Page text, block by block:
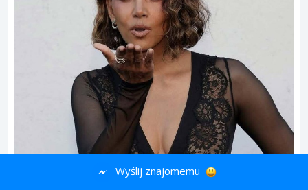
Wyślij znajomemu